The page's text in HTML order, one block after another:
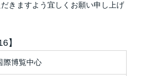
きますよう宜しくお願い申し上げ
】
際博覧中心